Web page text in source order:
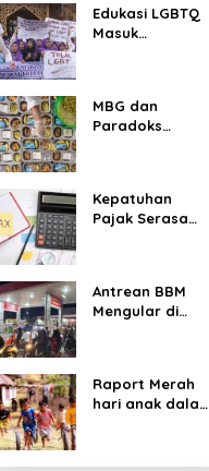
Edukasi LGBTQ
Masuk
Moral Generasi
Muda?
MBG dan
Paradoks
Sasaran?
Kepatuhan
Pajak Serasa
Antrean BBM
Mengular di
Kegagalan Tata
Kelola Energi
Raport Merah
hari anak dalam